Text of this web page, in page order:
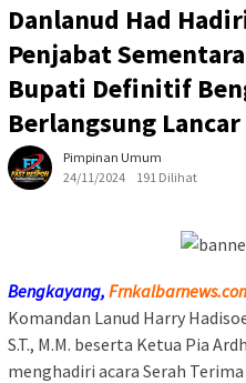
Danlanud Had
Penjabat
Bupati Definitif
Berlangsung Lancar
Pimpinan Umum
24/11/2024
191 Dilihat
Bengkayang,
Komandan Lanud Harry
S.T., M.M. beserta Ketua Pia
menghadiri acara Serah